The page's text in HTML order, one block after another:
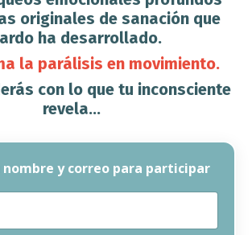
originales de sanación que
ha desarrollado.
la parálisis en movimiento.
con lo que tu inconsciente
revela...
y correo para participar